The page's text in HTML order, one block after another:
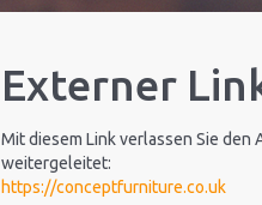
Externer
Mit diesem Link verlassen Sie den
weitergeleitet:
https://conceptfurniture.co.uk